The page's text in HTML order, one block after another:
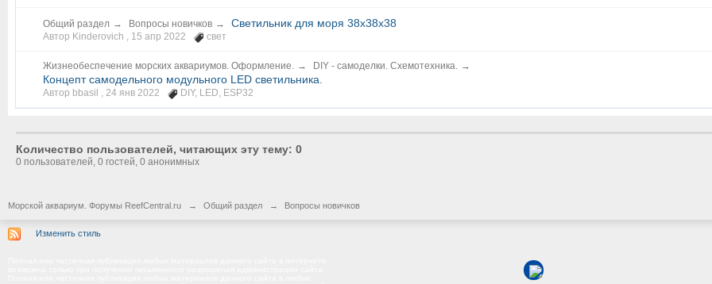
Общий раздел → Вопросы новичков → Светильник для моря 38х38х38
Автор Kinderovich , 15 апр 2022 свет
Жизнеобеспечение морских аквариумов. Оформление. → DIY - самоделки. Схемотехника. →
Концепт самодельного модульного LED светильника.
Автор bbasil , 24 янв 2022 DIY, LED, ESP32
Количество пользователей, читающих эту тему: 0
0 пользователей, 0 гостей, 0 анонимных
Морской аквариум. Форумы ReefCentral.ru → Общий раздел → Вопросы новичков
Изменить стиль